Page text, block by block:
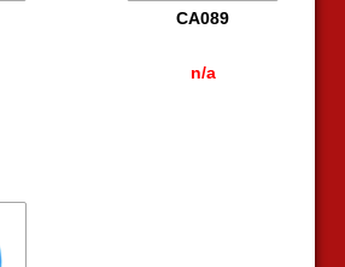
CA089
n/a